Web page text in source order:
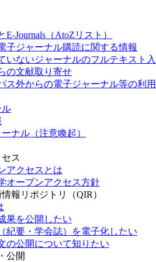
E-Journals（AtoZリスト）
子ジャーナル購読に関する情報
いないジャーナルのフルテキスト
の文献取り寄せ
ス外からの電子ジャーナル等の利用
ル
ナル（注意喚起）
ス
アクセスとは
オープンアクセス方針
報リポジトリ（QIR）
果を公開したい
紀要・学会誌）を電子化したい
の公開について知りたい
公開